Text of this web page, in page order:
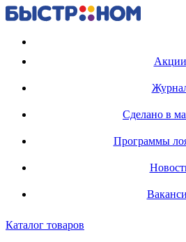
Акции
Сделано в
Программы
Каталог товаров